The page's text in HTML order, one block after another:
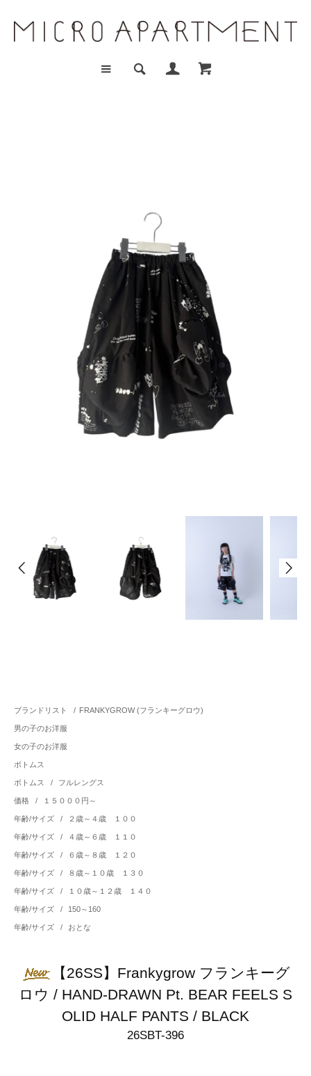
ブランドリスト / FRANKYGROW (フランキーグロウ)
男の子のお洋服
女の子のお洋服
ボトムス
ボトムス / フルレングス
価格 / １５０００円～
年齢/サイズ / ２歳～４歳 １００
年齢/サイズ / ４歳～６歳 １１０
年齢/サイズ / ６歳～８歳 １２０
年齢/サイズ / ８歳～１０歳 １３０
年齢/サイズ / １０歳～１２歳 １４０
年齢/サイズ / 150～160
年齢/サイズ / おとな
【26SS】Frankygrow フランキーグ
ロウ / HAND-DRAWN Pt. BEAR FEELS S
OLID HALF PANTS / BLACK
26SBT-396